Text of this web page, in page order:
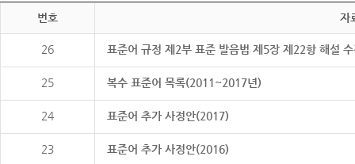
번호 자
26 표준어 규정 제2부 표준 발음법 제5장 제22항 해설
25 복수 표준어 목록(2011~2017년)
24 표준어 추가 사정안(2017)
23 표준어 추가 사정안(2016)